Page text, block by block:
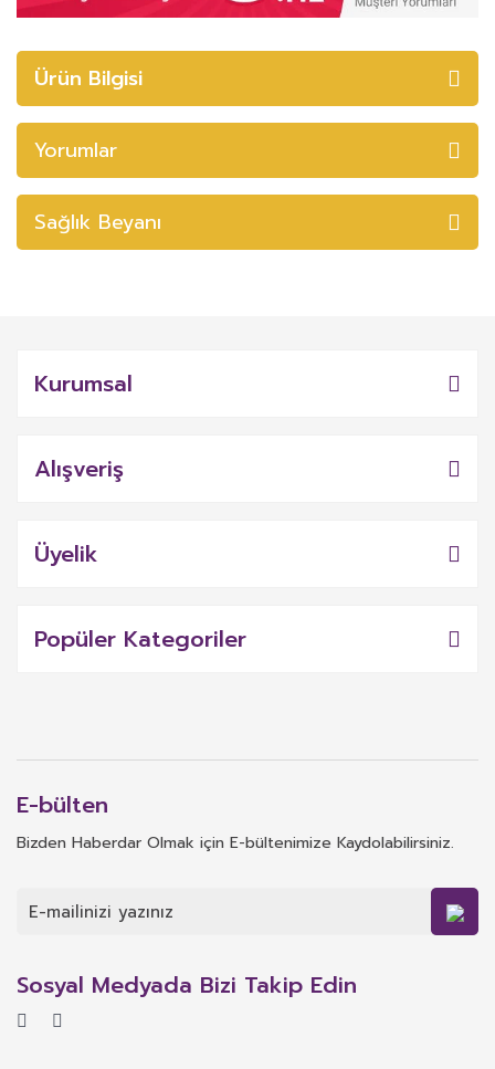
Ürün Bilgisi
Yorumlar
Sağlık Beyanı
Kurumsal
Alışveriş
Üyelik
Popüler Kategoriler
E-bülten
Bizden Haberdar Olmak için E-bültenimize Kaydolabilirsiniz.
Sosyal Medyada Bizi Takip Edin